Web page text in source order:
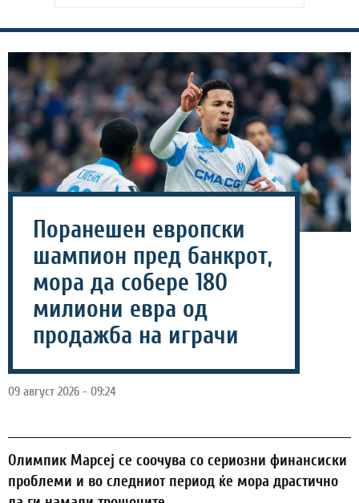
Поранешен европски
шампион пред банкрот,
мора да собере 180
милиони евра од
продажба на играчи
09 август 2026 - 09:24
Олимпик Марсеј се соочува со сериозни финансиски
проблеми и во следниот период ќе мора драстично